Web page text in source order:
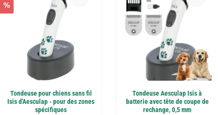
%
Tondeuse pour chiens sans fil
Isis d'Aesculap - pour des zones
spécifiques
Tondeuse Aesculap Isis à
batterie avec tête de coupe de
rechange, 0,5 mm